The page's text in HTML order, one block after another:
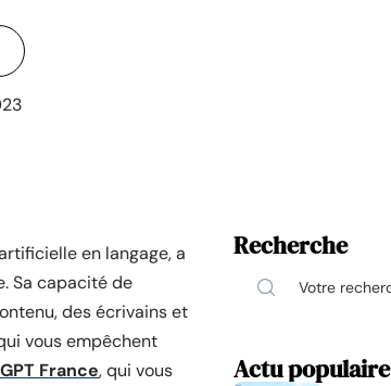
en langage, a
Sa capacité de
des écrivains et
vous empêchent
France, qui vous
Recherche
Actu populaire